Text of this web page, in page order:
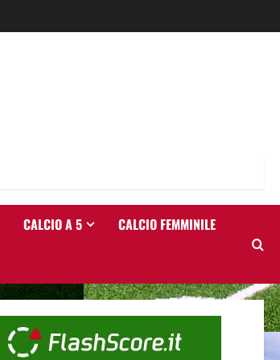
CALCIO A 5 CALCIO FEMMINILE